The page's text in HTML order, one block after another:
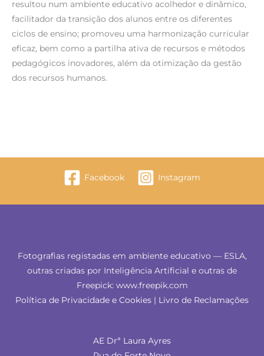
resultou num ambiente educativo acolhedor e dinâmico,
facilitador da transição dos alunos entre os diferentes
ciclos de ensino; promoveu uma harmonização curricular
eficaz, bem como a partilha ativa de recursos e métodos
pedagógicos inovadores, além da otimização da gestão
dos recursos humanos.
Facebook Instagram
Fotografias registadas em ambiente educativo — ESLA,
outras criadas por Inteligência Artificial e outras de
Freepick: www.freepik.com
Política de Privacidade e Cookies | Livro de Reclamações
AE Drª Laura Ayres